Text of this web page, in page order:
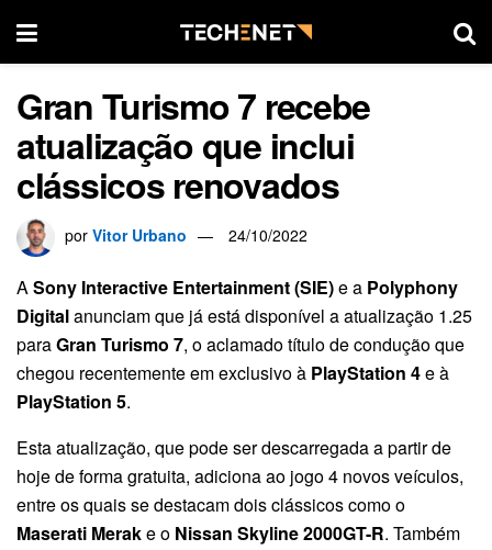
Gran Turismo 7 recebe
atualização que inclui
clássicos renovados
por Vitor Urbano 24/10/2022
ASony Interactive Entertainment (SIE)e a Polyphony
Digitalanunciam que já está disponível a atualização 1.25
paraGran Turismo 7, o aclamado título de condução que
chegou recentemente em exclusivo à PlayStation 4e à
PlayStation 5.
Esta atualização, que pode ser descarregada a partir de
hoje de forma gratuita, adiciona ao jogo 4 novos veículos,
entre os quais se destacam dois clássicos como o
Maserati Merake o Nissan Skyline 2000GT-R. Também